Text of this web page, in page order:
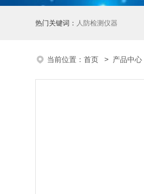
热门关键词： 人防检测仪器
当前位置： 首页 > 产品中心